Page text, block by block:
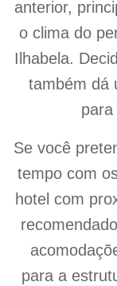
anterior,
o clima do
Ilhabela.
também dá
Se você
tempo com
hotel com
para a